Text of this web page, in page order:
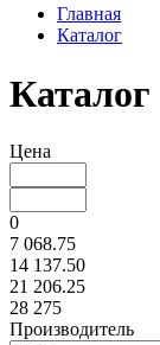
Главная
Каталог
Каталог
Цена
0
7 068.75
14 137.50
21 206.25
28 275
Производитель